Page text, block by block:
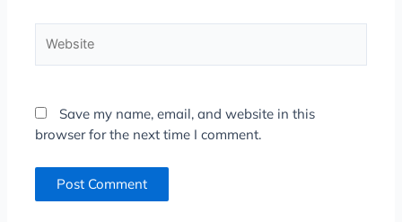
Save my name, email, and website in this
browser for the next time I comment.